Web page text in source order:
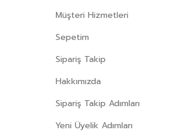
Müşteri Hizmetleri
Sepetim
Sipariş Takip
Hakkımızda
Sipariş Takip Adımları
Yeni Üyelik Adımları